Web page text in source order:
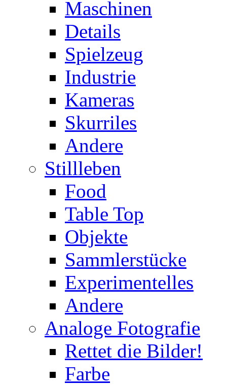
Maschinen
Details
Spielzeug
Industrie
Kameras
Skurriles
Andere
Stillleben
Food
Table Top
Objekte
Sammlerstücke
Experimentelles
Andere
Analoge Fotografie
Rettet die Bilder!
Farbe